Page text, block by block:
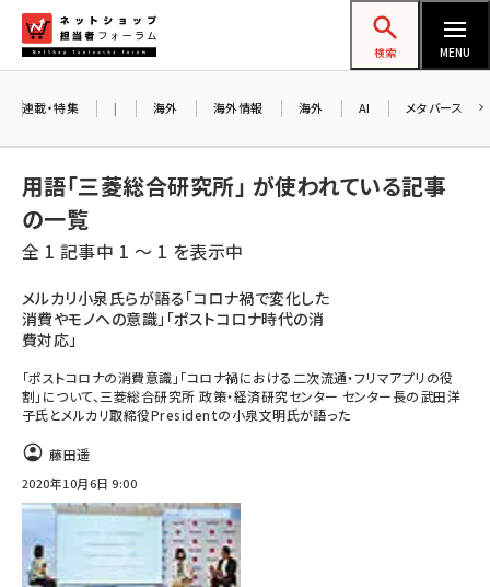
ン
ネットショップ担当者フォーラム
検索 MENU
amazon (2247)
yahoo (1900)
楽天 (1871)
ecbeing (1207)
アスクル (1119)
base (1074)
ビィ・フォアード (773)
revico (739)
連載・特集 | 海外 海外情報 海外 AI メタバース
用語「三菱総合研究所」 が使われている記事
の一覧
全 1 記事中 1 ～ 1 を表示中
メルカリ小泉氏らが語る「コロナ禍で変化した
消費やモノへの意識」「ポストコロナ時代の消
費対応」
「ポストコロナの消費意識」「コロナ禍における二次流通・フリマアプリの役
割」について、三菱総合研究所 政策・経済研究センター センター長の武田洋
子氏とメルカリ取締役Presidentの小泉文明氏が語った
藤田遥
2020年10月6日 9:00